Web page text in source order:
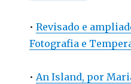
•Revisado e
Fotografia e
•An Island, por